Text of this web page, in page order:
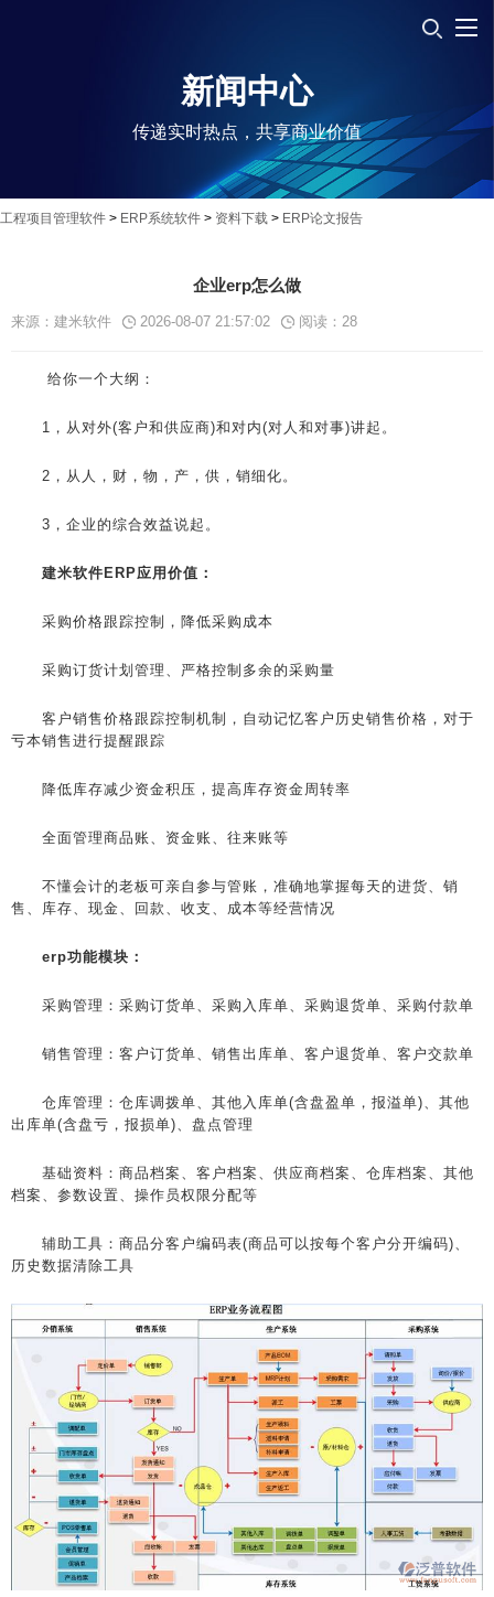
新闻中心
传递实时热点，共享商业价值
工程项目管理软件 > ERP系统软件 > 资料下载 > ERP论文报告
企业erp怎么做
来源：建米软件 2026-08-07 21:57:02 阅读： 28
给你一个大纲：
1，从对外(客户和供应商)和对内(对人和对事)讲起。
2，从人，财，物，产，供，销细化。
3，企业的综合效益说起。
建米软件ERP应用价值：
采购价格跟踪控制，降低采购成本
采购订货计划管理、严格控制多余的采购量
客户销售价格跟踪控制机制，自动记忆客户历史销售价格，对于
亏本销售进行提醒跟踪
降低库存减少资金积压，提高库存资金周转率
全面管理商品账、资金账、往来账等
不懂会计的老板可亲自参与管账，准确地掌握每天的进货、销
售、库存、现金、回款、收支、成本等经营情况
erp功能模块：
采购管理：采购订货单、采购入库单、采购退货单、采购付款单
销售管理：客户订货单、销售出库单、客户退货单、客户交款单
仓库管理：仓库调拨单、其他入库单(含盘盈单，报溢单)、其他
出库单(含盘亏，报损单)、盘点管理
基础资料：商品档案、客户档案、供应商档案、仓库档案、其他
档案、参数设置、操作员权限分配等
辅助工具：商品分客户编码表(商品可以按每个客户分开编码)、
历史数据清除工具